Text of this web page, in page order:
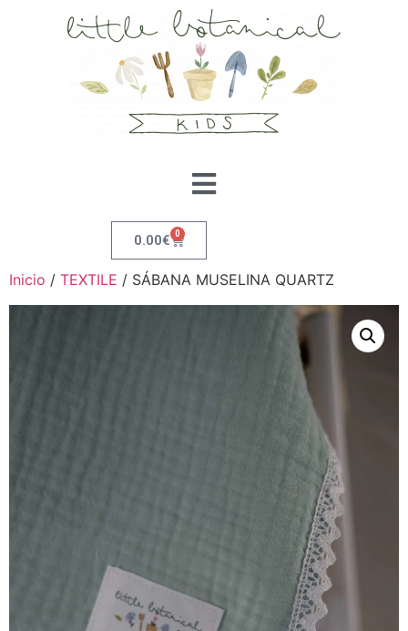
0.00€ 0
Inicio / TEXTILE / SÁBANA MUSELINA QUARTZ